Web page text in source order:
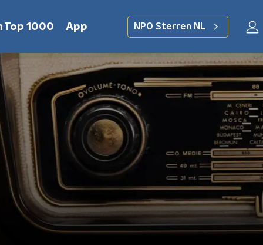
Top 1000 App NPO Sterren NL